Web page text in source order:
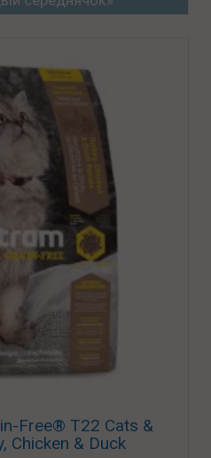
Free® T22 Cats &
Chicken & Duck